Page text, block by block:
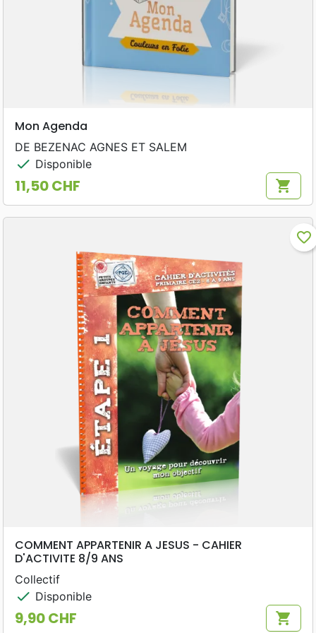
Mon Agenda
DE BEZENAC AGNES ET SALEM
check Disponible
Prix
11,50 CHF shopping_cart
favorite_border
COMMENT APPARTENIR A JESUS - CAHIER
D'ACTIVITE 8/9 ANS
Collectif
check Disponible
Prix
9,90 CHF shopping_cart